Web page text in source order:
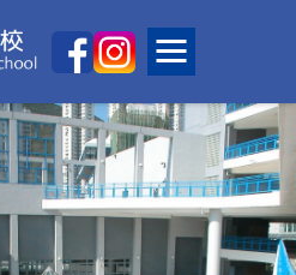
Toggle
Main